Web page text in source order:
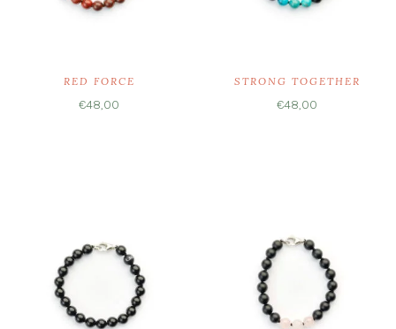
RED FORCE
€48,00
STRONG TOGETHER
€48,00